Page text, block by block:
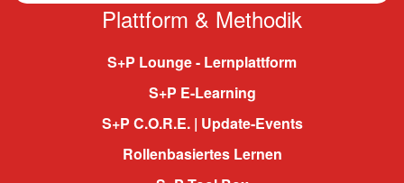
Plattform & Methodik
S+P Lounge - Lernplattform
S+P E-Learning
S+P C.O.R.E. | Update-Events
Rollenbasiertes Lernen